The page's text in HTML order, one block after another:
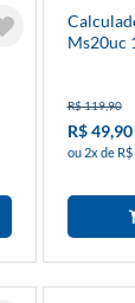
Ms20uc
R$ 119,90
R$ 49,90
ou 2x de